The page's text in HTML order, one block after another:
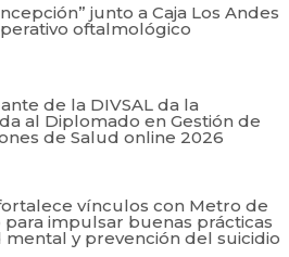
junto a Caja Los Andes
oftalmológico
de la DIVSAL da la
al Diplomado en Gestión de
de Salud online 2026
vínculos con Metro de
para impulsar buenas prácticas
mental y prevención del suicidio